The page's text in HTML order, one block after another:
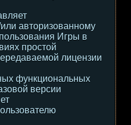
авторизованному
Игры в
простой
лицензии
функциональных
версии